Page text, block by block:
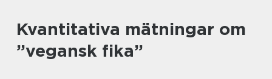
Kvantitativa mätningar om
”vegansk fika”